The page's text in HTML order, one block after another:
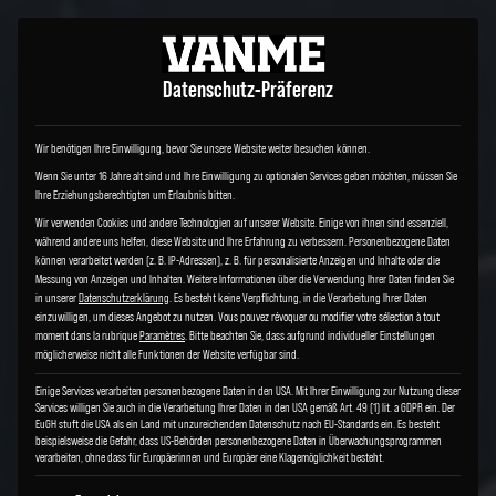
Datenschutz-Präferenz
Wir benötigen Ihre Einwilligung, bevor Sie unsere Website weiter besuchen können.
Wenn Sie unter 16 Jahre alt sind und Ihre Einwilligung zu optionalen Services geben möchten, müssen Sie
Ihre Erziehungsberechtigten um Erlaubnis bitten.
Wir verwenden Cookies und andere Technologien auf unserer Website. Einige von ihnen sind essenziell,
während andere uns helfen, diese Website und Ihre Erfahrung zu verbessern.Personenbezogene Daten
können verarbeitet werden (z. B. IP-Adressen), z. B. für personalisierte Anzeigen und Inhalte oder die
Messung von Anzeigen und Inhalten.Weitere Informationen über die Verwendung Ihrer Daten finden Sie
in unsererDatenschutzerklärung.Es besteht keine Verpflichtung, in die Verarbeitung Ihrer Daten
einzuwilligen, um dieses Angebot zu nutzen.Vous pouvez révoquer ou modifier votre sélection à tout
moment dans la rubriqueParamètres.Bitte beachten Sie, dass aufgrund individueller Einstellungen
möglicherweise nicht alle Funktionen der Website verfügbar sind.
Einige Services verarbeiten personenbezogene Daten in den USA. Mit Ihrer Einwilligung zur Nutzung dieser
Services willigen Sie auch in die Verarbeitung Ihrer Daten in den USA gemäß Art. 49 (1) lit. a GDPR ein. Der
EuGH stuft die USA als ein Land mit unzureichendem Datenschutz nach EU-Standards ein. Es besteht
beispielsweise die Gefahr, dass US-Behörden personenbezogene Daten in Überwachungsprogrammen
verarbeiten, ohne dass für Europäerinnen und Europäer eine Klagemöglichkeit besteht.